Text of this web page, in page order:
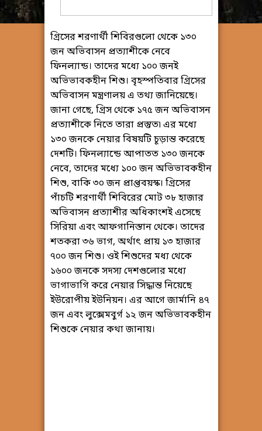
গ্রিসের শরণার্থী শিবিরগুলো থেকে ১৩০
জন অভিবাসন প্রত্যাশীকে নেবে
ফিনল্যান্ড। তাদের মধ্যে ১০০ জনই
অভিভাবকহীন শিশু। বৃহস্পতিবার গ্রিসের
অভিবাসন মন্ত্রণালয় এ তথ্য জানিয়েছে।
জানা গেছে, গ্রিস থেকে ১৭৫ জন অভিবাসন
প্রত্যাশীকে নিতে তারা প্রস্তুত৷ এর মধ্যে
১৩০ জনকে নেয়ার বিষয়টি চূড়ান্ত করেছে
দেশটি। ফিনল্যান্ডে আপাতত ১৩০ জনকে
নেবে, তাদের মধ্যে ১০০ জন অভিভাবকহীন
শিশু, বাকি ৩০ জন প্রাপ্তবয়স্ক। গ্রিসের
পাঁচটি শরণার্থী শিবিরের মোট ৩৮ হাজার
অভিবাসন প্রত্যাশীর অধিকাংশই এসেছে
সিরিয়া এবং আফগানিস্তান থেকে। তাদের
শতকরা ৩৬ ভাগ, অর্থাৎ প্রায় ১৩ হাজার
৭০০ জন শিশু। ওই শিশুদের মধ্য থেকে
১৬০০ জনকে সদস্য দেশগুলোর মধ্যে
ভাগাভাগি করে নেয়ার সিদ্ধান্ত নিয়েছে
ইউরোপীয় ইউনিয়ন। এর আগে জার্মানি ৪৭
জন এবং লুক্সেমবুর্গ ১২ জন অভিভাবকহীন
শিশুকে নেয়ার কথা জানায়।